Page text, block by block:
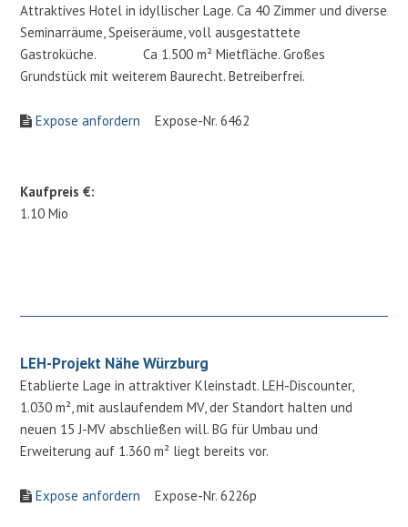
Attraktives Hotel in idyllischer Lage. Ca 40 Zimmer und diverse
Seminarräume, Speiseräume, voll ausgestattete
Gastroküche. Ca 1.500 m² Mietfläche. Großes
Grundstück mit weiterem Baurecht. Betreiberfrei.
Expose anfordern Expose-Nr. 6462
Kaufpreis €:
1.10 Mio
LEH-Projekt Nähe Würzburg
Etablierte Lage in attraktiver Kleinstadt. LEH-Discounter,
1.030 m², mit auslaufendem MV, der Standort halten und
neuen 15 J-MV abschließen will. BG für Umbau und
Erweiterung auf 1.360 m² liegt bereits vor.
Expose anfordern Expose-Nr. 6226p